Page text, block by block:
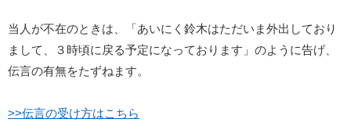
当人が不在のときは、「あいにく鈴木はただいま外出しており
まして、３時頃に戻る予定になっております」のように告げ、
伝言の有無をたずねます。
>>伝言の受け方はこちら